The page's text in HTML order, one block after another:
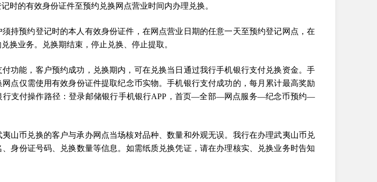
时的有效身份证件至预约兑换网点营业时间内办理兑换。
持预约登记时的本人有效身份证件，在网点营业日期的任意一天至预约登记网点，在
换业务。兑换期结束，停止兑换、停止提取。
功能，客户预约成功，兑换期内，可在兑换当日通过我行手机银行支付兑换资金。手
点仅需使用有效身份证件提取纪念币实物。手机银行支付成功的，每月累计最高奖励
行支付操作路径：登录邮储银行手机银行APP，首页—全部—网点服务—纪念币预约—
山币兑换的客户与承办网点当场核对品种、数量和外观无误。我行在办理武夷山币兑
身份证号码、兑换数量等信息。如需纸质兑换凭证，请在办理核实、兑换业务时告知